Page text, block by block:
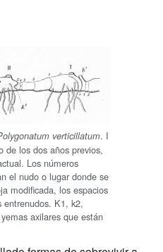
verticillatum. I
de los dos años previos,
Los números
el nudo o lugar donde se
modificada, los espacios
entrenudos. K1, k2,
axilares que están